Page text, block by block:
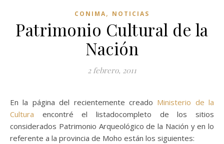
CONIMA, NOTICIAS
Patrimonio Cultural de la
Nación
2 febrero, 2011
En la página del recientemente creado Ministerio de la
Cultura encontré el listadocompleto de los sitios
considerados Patrimonio Arqueológico de la Nación y en lo
referente a la provincia de Moho están los siguientes: